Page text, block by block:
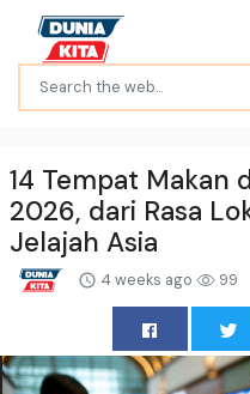
14 Tempat Makan
2026, dari Rasa
Jelajah Asia
4 weeks ago 99